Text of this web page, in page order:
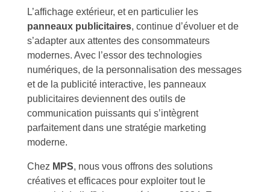
L’affichage extérieur, et en particulier les
panneaux publicitaires, continue d’évoluer et de
s’adapter aux attentes des consommateurs
modernes. Avec l’essor des technologies
numériques, de la personnalisation des messages
et de la publicité interactive, les panneaux
publicitaires deviennent des outils de
communication puissants qui s’intègrent
parfaitement dans une stratégie marketing
moderne.
Chez MPS, nous vous offrons des solutions
créatives et efficaces pour exploiter tout le